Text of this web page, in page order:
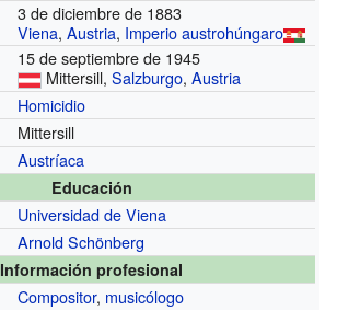
3 de diciembre de 1883
Viena,Austria, Imperio austrohúngaro
15 de septiembre de 1945
Mittersill,Salzburgo,Austria
Homicidio
Mittersill
Austríaca
Educación
Universidad de Viena
Arnold Schönberg
Información profesional
Compositor, musicólogo